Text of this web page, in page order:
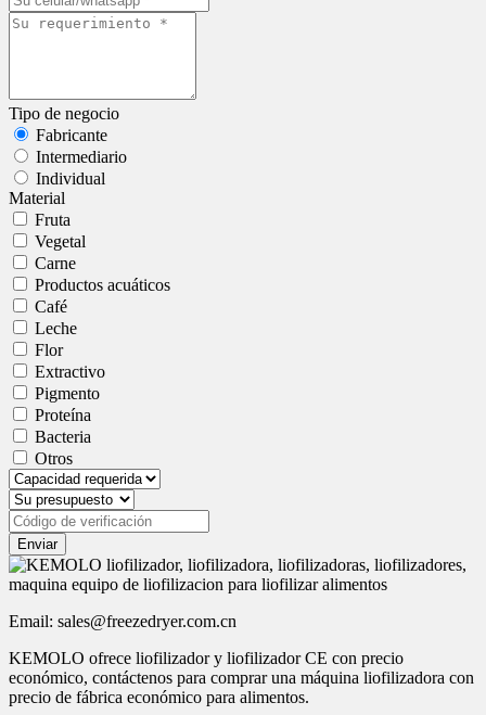
Tipo de negocio
Fabricante
Intermediario
Individual
Material
Fruta
Vegetal
Carne
Productos acuáticos
Café
Leche
Flor
Extractivo
Pigmento
Proteína
Bacteria
Otros
Enviar
Email: sales@freezedryer.com.cn
KEMOLO ofrece liofilizador y liofilizador CE con precio
económico, contáctenos para comprar una máquina liofilizadora con
precio de fábrica económico para alimentos.